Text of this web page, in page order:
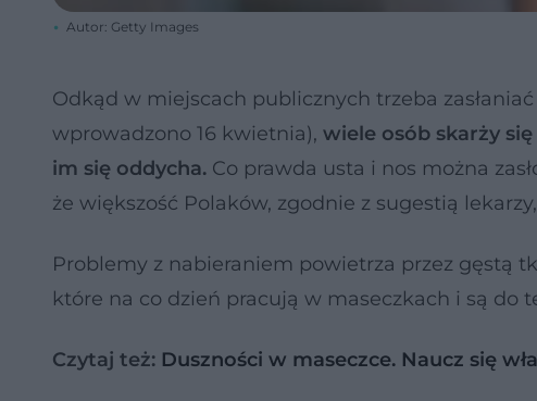
Autor: Getty Images
Odkąd w miejscach publicznych trzeba
wprowadzono 16 kwietnia), wiele osób skarży
im się oddycha. Co prawda usta i nos można
że większość Polaków, zgodnie z sugestią
Problemy z nabieraniem powietrza przez gęstą
które na co dzień pracują w maseczkach i są do
Czytaj też: Duszności w maseczce. Naucz się